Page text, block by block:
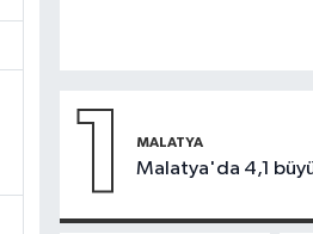
1 MALATYA
Malatya'da 4,1